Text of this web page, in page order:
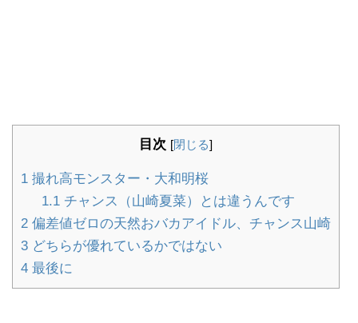
目次 [閉じる]
1 撮れ高モンスター・大和明桜
1.1チャンス（山崎夏菜）とは違うんです
2 偏差値ゼロの天然おバカアイドル、チャンス山崎
3 どちらが優れているかではない
4 最後に